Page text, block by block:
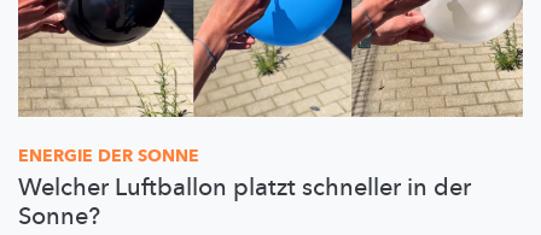
ENERGIE DER SONNE
Welcher Luftballon platzt schneller in der
Sonne?